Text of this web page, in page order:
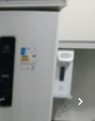
Whatsapp